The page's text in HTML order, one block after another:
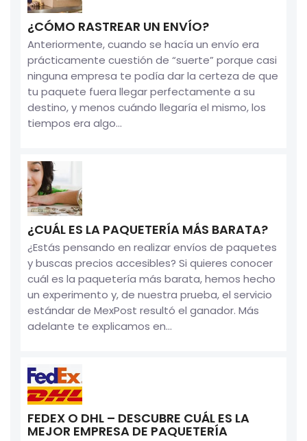
¿CÓMO RASTREAR UN ENVÍO?
Anteriormente, cuando se hacía un envío era
prácticamente cuestión de “suerte” porque casi
ninguna empresa te podía dar la certeza de que
tu paquete fuera llegar perfectamente a su
destino, y menos cuándo llegaría el mismo, los
tiempos era algo...
¿CUÁL ES LA PAQUETERÍA MÁS BARATA?
¿Estás pensando en realizar envíos de paquetes
y buscas precios accesibles? Si quieres conocer
cuál es la paquetería más barata, hemos hecho
un experimento y, de nuestra prueba, el servicio
estándar de MexPost resultó el ganador. Más
adelante te explicamos en...
FEDEX O DHL – DESCUBRE CUÁL ES LA
MEJOR EMPRESA DE PAQUETERÍA